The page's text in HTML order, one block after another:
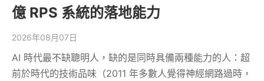
億 RPS 系統的落地能力
2026年08月07日
AI 時代最不缺聰明人，缺的是同時具備兩種能力的人：超
前於時代的技術品味（2011 年多數人覺得神經網路過時，